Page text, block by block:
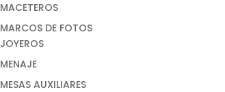
MACETEROS
MARCOS DE FOTOS
JOYEROS
MENAJE
MESAS AUXILIARES